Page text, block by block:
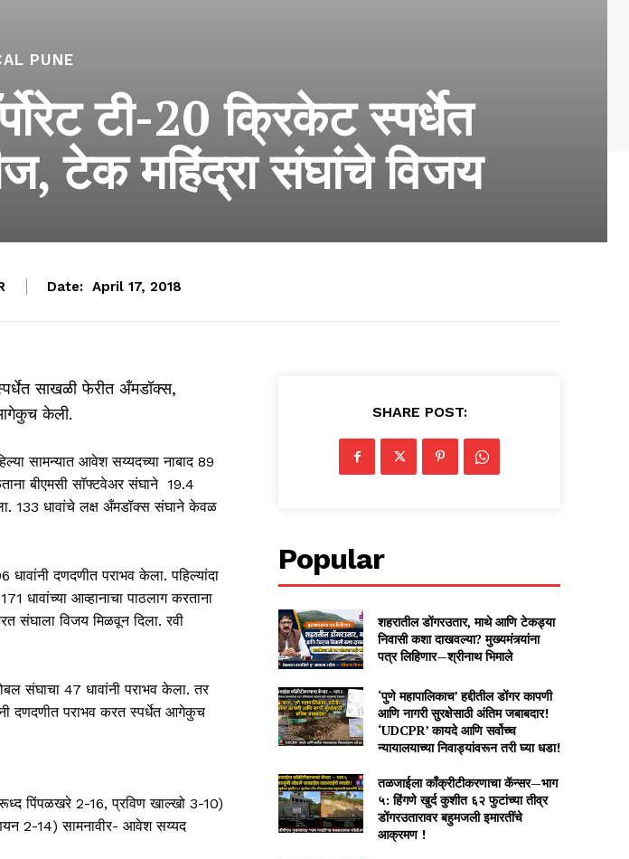
PUNE
टी-20 क्रिकेट स्पर्धेत
टेक महिंद्रा संघांचे विजय
Date: April 17, 2018
साखळी फेरीत अँमडॉक्स,
आगेकुच केली.
सामन्यात आवेश सय्यदच्या नाबाद 89
बीएमसी सॉफ्टवेअर संघाने 19.4
133 धावांचे लक्ष अँमडॉक्स संघाने केवळ
दणदणीत पराभव केला. पहिल्यांदा
धावांच्या आव्हानाचा पाठलाग करताना
संघाला विजय मिळवून दिला. रवी
संघाचा 47 धावांनी पराभव केला. तर
दणदणीत पराभव करत स्पर्धेत आगेकुच
पिंपळखरे 2-16, प्रविण खाल्खो 3-10)
2-14) सामनावीर- आवेश सय्यद
SHARE POST:
Popular
शहरातील डोंगरउतार, माथे आणि टेकड्या
निवासी कशा दाखवल्या? मुख्यमंत्र्यांना
पत्र लिहिणार—श्रीनाथ भिमाले
‘पुणे महापालिकाच’ हद्दीतील डोंगर कापणी
आणि नागरी सुरक्षेसाठी अंतिम जबाबदार!
‘UDCPR’ कायदे आणि सर्वोच्च
न्यायालयाच्या निवाड्यांवरून तरी घ्या धडा!
तळजाईला काँक्रीटीकरणाचा कॅन्सर—भाग
५: हिंगणे खुर्द कुशीत ६२ फुटांच्या तीव्र
डोंगरउतारावर बहुमजली इमारतींचे
आक्रमण !